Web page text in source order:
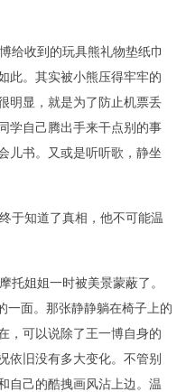
给收到的玩具熊礼物垫纸巾
此。其实被小熊压得牢牢的
明显，就是为了防止机票丢
学自己腾出手来干点别的事
儿书。又或是听听歌，静坐
托姐姐一时被美景蒙蔽了。
一面。那张静静躺在椅子上的
，可以说除了王一博自身的
依旧没有多大变化。不管别
自己的酷拽画风沾上边。温